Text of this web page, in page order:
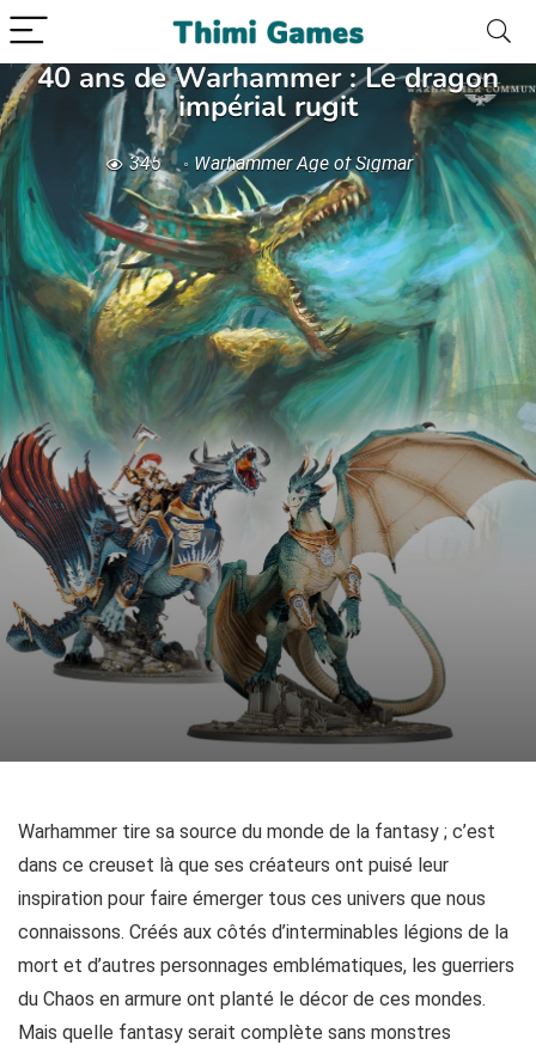
40 ans de Warhammer : Le dragon
impérial rugit
345 Warhammer Age of Sigmar
Warhammer tire sa source du monde de la fantasy ; c’est
dans ce creuset là que ses créateurs ont puisé leur
inspiration pour faire émerger tous ces univers que nous
connaissons. Créés aux côtés d’interminables légions de la
mort et d’autres personnages emblématiques, les guerriers
du Chaos en armure ont planté le décor de ces mondes.
Mais quelle fantasy serait complète sans monstres